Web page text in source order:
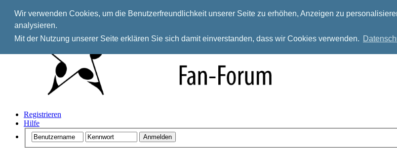
Wir verwenden Cookies, um die Benutzerfreundlichkeit unserer Seite zu erhöhen, Anzeigen zu
analysieren.
Mit der Nutzung unserer Seite erklären Sie sich damit einverstanden, dass wir Cookies verwenden.
Registrieren
Hilfe